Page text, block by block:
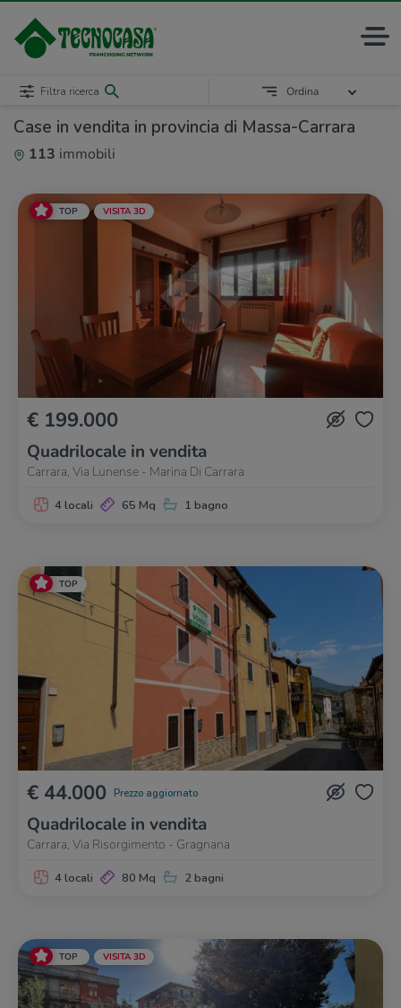
Case in vendita in provincia di Massa-Carrara
113 immobili
Filtra ricerca Ordina
TOP VISITA 3D
€ 199.000
Quadrilocale in vendita
Carrara, Via Lunense - Marina Di Carrara
4 locali 65 Mq 1 bagno
TOP
€ 44.000 Prezzo aggiornato
Quadrilocale in vendita
Carrara, Via Risorgimento - Gragnana
4 locali 80 Mq 2 bagni
TOP VISITA 3D